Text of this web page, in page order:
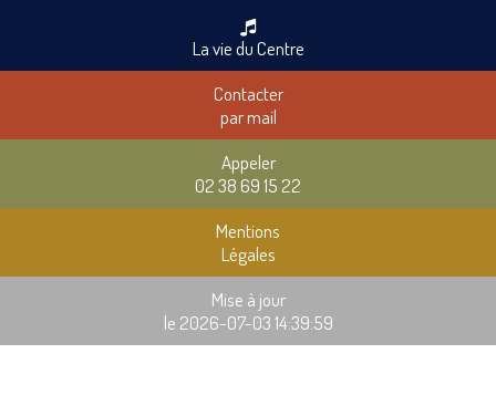
La vie du Centre
Contacter
par mail
Appeler
02 38 69 15 22
Mentions
Légales
Mise à jour
le 2026-07-03 14:39:59